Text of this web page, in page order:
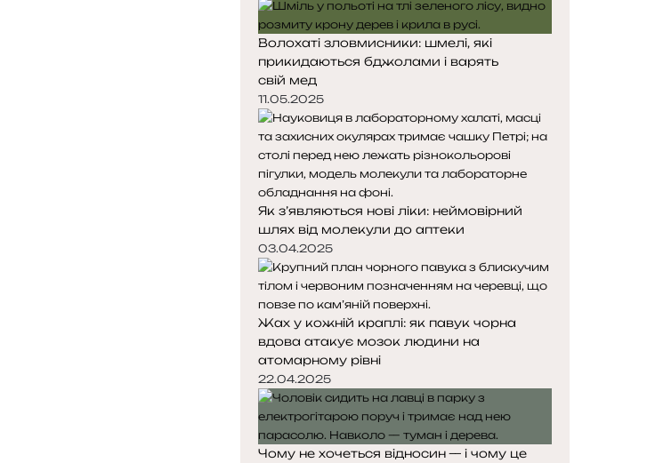
Волохаті зловмисники: шмелі, які
прикидаються бджолами і варять
свій мед
11.05.2025
Як з’являються нові ліки: неймовірний
шлях від молекули до аптеки
03.04.2025
Жах у кожній краплі: як павук чорна
вдова атакує мозок людини на
атомарному рівні
22.04.2025
Чому не хочеться відносин — і чому це